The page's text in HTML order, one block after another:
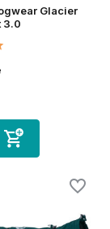
Glacier
3.0